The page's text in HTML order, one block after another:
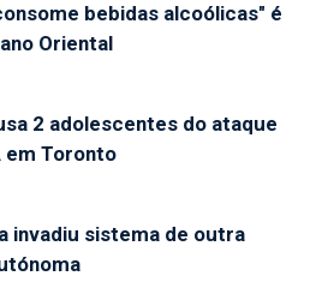
bebidas alcoólicas" é
Oriental
2 adolescentes do ataque
em Toronto
invadiu sistema de outra